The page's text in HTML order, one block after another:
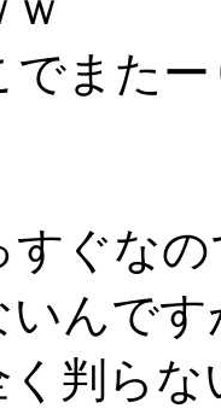
でまた
すぐな
んです
判ら